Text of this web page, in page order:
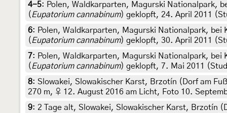
4-5: Polen, Waldkarparten, Magurski Nationalpark,
( Eupatorium cannabinum) geklopft, 24. April 2011
6: Polen, Waldkarparten, Magurski Nationalpark, bei
( Eupatorium cannabinum) geklopft, 30. April 2011
7: Polen, Waldkarparten, Magurski Nationalpark, bei
( Eupatorium cannabinum) geklopft, 7. Mai 2011
8: Slowakei, Slowakischer Karst, Brzotín (Dorf am
270 m, ♀ 12. August 2016 am Licht, Foto 10.
9: 2 Tage alt, Slowakei, Slowakischer Karst, Brzotín